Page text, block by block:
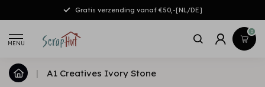
Gratis verzending vanaf €50,-[NL/DE]
MENU
0
| A1 Creatives Ivory Stone